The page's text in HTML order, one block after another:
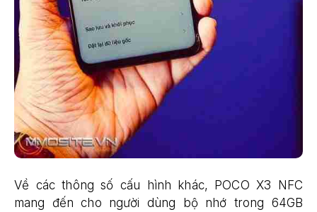
Về các thông số cấu hình khác, POCO X3 NFC
mang đến cho người dùng bộ nhớ trong 64GB